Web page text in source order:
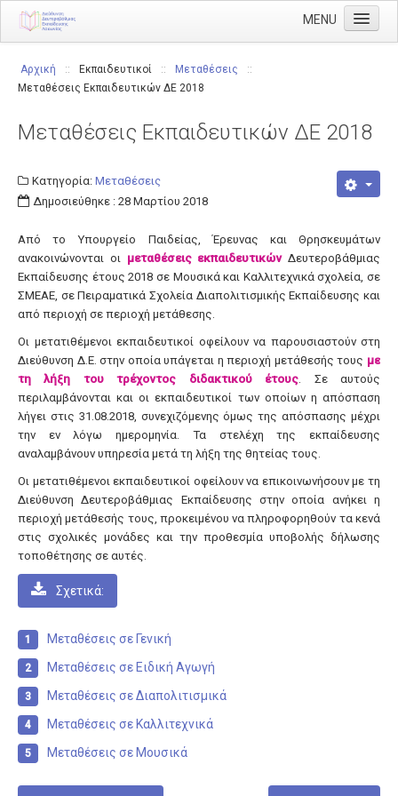
MENU
Διεύθυνση
Διευθυντής
Τμήμα Α' Διοικητικού
Τμήμα Γ' Προσωπικού
Τμήμα Δ' Πληροφορικής & Νέων Τεχνολογιών
Τμήμα Ε' Εκπαιδευτικών Θεμάτων
ΠΥΣΔΕ
ΠΥΣΔΕ Επιλογής
Σχολεία
Κατανομή
Γυμνάσια
Γενικά Λύκεια
Επαγγελματικά Λύκεια
Ε.Ε.Ε.Ε.K.
Δράσεις
Πληροφορίες
Εκπαιδευτικοί
Αρχική :: Εκπαιδευτικοί :: Μεταθέσεις
::
Μεταθέσεις Εκπαιδευτικών ΔΕ 2018
Μεταθέσεις Εκπαιδευτικών ΔΕ 2018
Κατηγορία: Μεταθέσεις
Δημοσιεύθηκε : 28 Μαρτίου 2018
Από το Υπουργείο Παιδείας, Έρευνας και Θρησκευμάτων
ανακοινώνονται οι μεταθέσεις εκπαιδευτικώνΔευτεροβάθμιας
Εκπαίδευσης έτους 2018 σε Μουσικά και Καλλιτεχνικά σχολεία, σε
ΣΜΕΑΕ, σε Πειραματικά Σχολεία Διαπολιτισμικής Εκπαίδευσης και
από περιοχή σε περιοχή μετάθεσης.
Οι μετατιθέμενοι εκπαιδευτικοί οφείλουν να παρουσιαστούν στη
Διεύθυνση Δ.Ε. στην οποία υπάγεται η περιοχή μετάθεσής τους με
τη λήξη του τρέχοντος διδακτικού έτους . Σε αυτούς
περιλαμβάνονται και οι εκπαιδευτικοί των οποίων η απόσπαση
λήγει στις 31.08.2018, συνεχιζόμενης όμως της απόσπασης μέχρι
την εν λόγω ημερομηνία. Τα στελέχη της εκπαίδευσης
αναλαμβάνουν υπηρεσία μετά τη λήξη της θητείας τους.
Οι μετατιθέμενοι εκπαιδευτικοί οφείλουν να επικοινωνήσουν με τη
Διεύθυνση Δευτεροβάθμιας Εκπαίδευσης στην οποία ανήκει η
περιοχή μετάθεσής τους, προκειμένου να πληροφορηθούν τα κενά
στις σχολικές μονάδες και την προθεσμία υποβολής δήλωσης
τοποθέτησης σε αυτές.
Σχετικά:
Μεταθέσεις σε Γενική
Μεταθέσεις σε Ειδική Αγωγή
Μεταθέσεις σε Διαπολιτισμικά
Μεταθέσεις σε Καλλιτεχνικά
Μεταθέσεις σε Μουσικά